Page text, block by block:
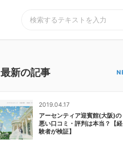
最新の記事
2019.04.17
アーセンティア迎賓館(大阪)の
悪い口コミ・評判は本当？【経
験者が検証】